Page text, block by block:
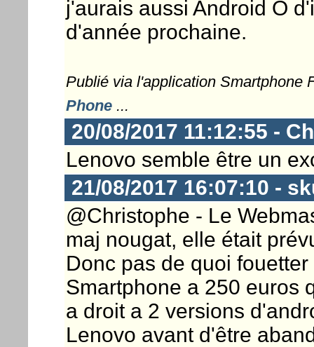
j'aurais aussi Android O
d'année prochaine.
Publié via l'application Smartphone
Phone...
20/08/2017 11:12:55 -
Lenovo semble être un
21/08/2017 16:07:10 -
@Christophe - Le
maj nougat, elle était
Donc pas de quoi
Smartphone a 250 euros
a droit a 2 versions
Lenovo avant d'être